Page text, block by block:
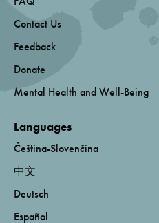
Contact Us
Feedback
Donate
Mental Health and Well-Being
Languages
Čeština-Slovenčina
中文
Deutsch
Español